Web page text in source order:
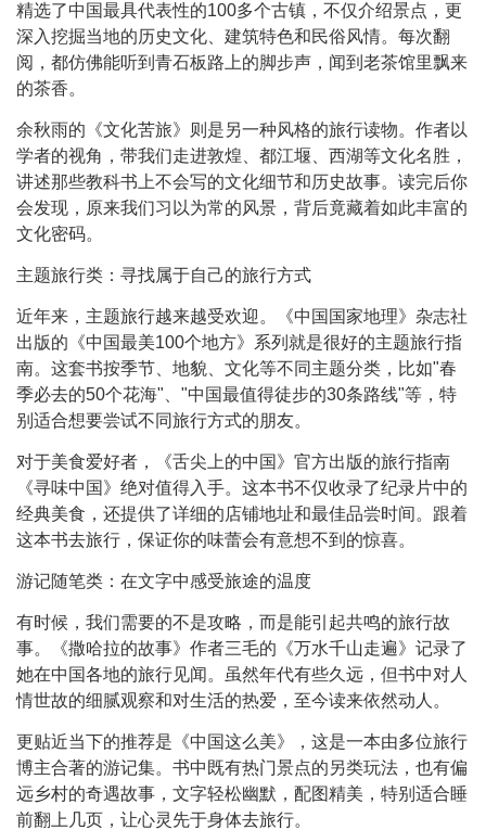
精选了中国最具代表性的100多个古镇，不仅介绍景点，更
深入挖掘当地的历史文化、建筑特色和民俗风情。每次翻
阅，都仿佛能听到青石板路上的脚步声，闻到老茶馆里飘来
的茶香。
余秋雨的《文化苦旅》则是另一种风格的旅行读物。作者以
学者的视角，带我们走进敦煌、都江堰、西湖等文化名胜，
讲述那些教科书上不会写的文化细节和历史故事。读完后你
会发现，原来我们习以为常的风景，背后竟藏着如此丰富的
文化密码。
主题旅行类：寻找属于自己的旅行方式
近年来，主题旅行越来越受欢迎。《中国国家地理》杂志社
出版的《中国最美100个地方》系列就是很好的主题旅行指
南。这套书按季节、地貌、文化等不同主题分类，比如"春
季必去的50个花海"、"中国最值得徒步的30条路线"等，特
别适合想要尝试不同旅行方式的朋友。
对于美食爱好者，《舌尖上的中国》官方出版的旅行指南
《寻味中国》绝对值得入手。这本书不仅收录了纪录片中的
经典美食，还提供了详细的店铺地址和最佳品尝时间。跟着
这本书去旅行，保证你的味蕾会有意想不到的惊喜。
游记随笔类：在文字中感受旅途的温度
有时候，我们需要的不是攻略，而是能引起共鸣的旅行故
事。《撒哈拉的故事》作者三毛的《万水千山走遍》记录了
她在中国各地的旅行见闻。虽然年代有些久远，但书中对人
情世故的细腻观察和对生活的热爱，至今读来依然动人。
更贴近当下的推荐是《中国这么美》，这是一本由多位旅行
博主合著的游记集。书中既有热门景点的另类玩法，也有偏
远乡村的奇遇故事，文字轻松幽默，配图精美，特别适合睡
前翻上几页，让心灵先于身体去旅行。